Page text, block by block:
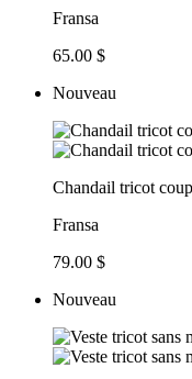
Fransa
65.00 $
Nouveau
Chandail tricot
Fransa
79.00 $
Nouveau